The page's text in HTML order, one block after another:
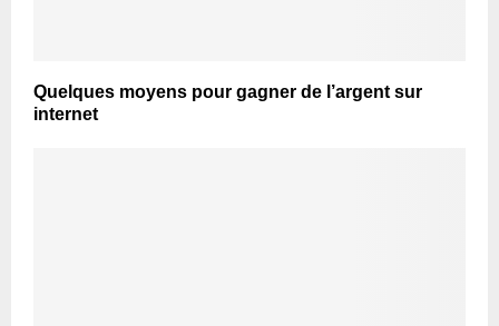
Quelques moyens pour gagner de l’argent sur
internet